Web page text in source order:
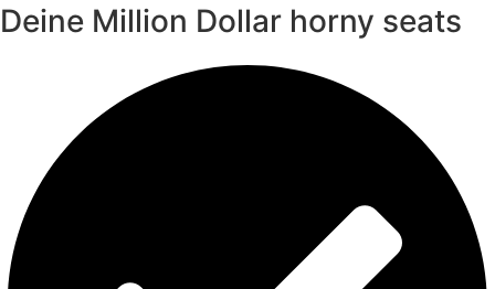
Deine Million Dollar horny seats